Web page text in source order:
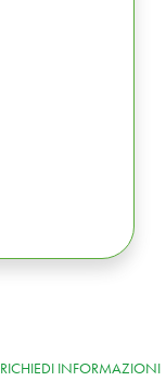
RICHIEDI INFORMAZIONI